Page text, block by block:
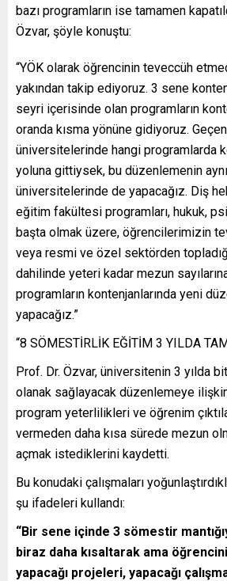
bazı programların ise tamamen
Özvar, şöyle konuştu:
“YÖK olarak öğrencinin teveccüh
yakından takip ediyoruz. 3 sene
seyri içerisinde olan programların
oranda kısma yönüne gidiyoruz.
üniversitelerinde hangi programlarda
yoluna gittiysek, bu düzenlemenin
üniversitelerinde de yapacağız. Diş
eğitim fakültesi programları, hukuk,
başta olmak üzere, öğrencilerimizin
veya resmi ve özel sektörden
dahilinde yeteri kadar mezun
programların kontenjanlarında yeni
yapacağız.”
“8 SÖMESTİRLİK EĞİTİM 3 YILDA
Prof. Dr. Özvar, üniversitenin 3 yılda
olanak sağlayacak düzenlemeye
program yeterlilikleri ve öğrenim
vermeden daha kısa sürede mezun
açmak istediklerini kaydetti.
Bu konudaki çalışmaları
şu ifadeleri kullandı:
“Bir sene içinde 3 sömestir
biraz daha kısaltarak ama
yapacağı projeleri, yapacağı